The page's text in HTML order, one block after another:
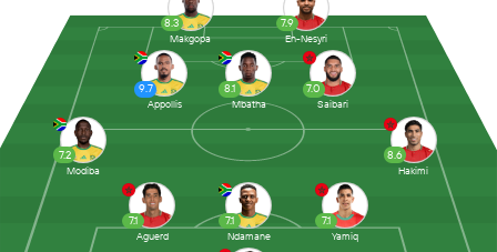
7.1
Aguerd
9.7
Appollis
8.6
Hakimi
7.9
En-Nesyri
7.1
Yamiq
7.2
Modiba
8.1
Mbatha
8.3
Makgopa
7.1
Ndamane
7.0
Saibari